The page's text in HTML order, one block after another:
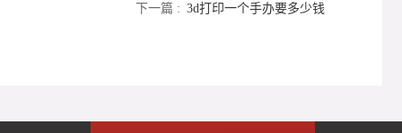
下一篇 : 3d打印一个手办要多少钱